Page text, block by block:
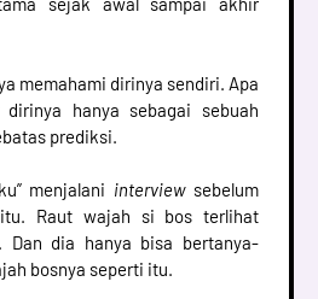
memahami dirinya sendiri. Apa
hanya sebagai sebuah
prediksi.
menjalani interviewsebelum
itu. Raut wajah si bos terlihat
Dan dia hanya bisa bertanya-
bosnya seperti itu.